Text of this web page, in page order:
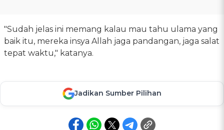
"Sudah jelas ini memang kalau mau tahu ulama yang
baik itu, mereka insya Allah jaga pandangan, jaga salat
tepat waktu," katanya.
Jadikan Sumber Pilihan